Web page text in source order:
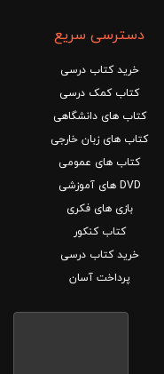
دسترسی سریع
خرید کتاب درسی
کتاب کمک درسی
کتاب های دانشگاهی
کتاب های زبان خارجی
کتاب های عمومی
DVD های آموزشی
بازی های فکری
کتاب کنکور
خرید کتاب درسی
پرداخت آسان